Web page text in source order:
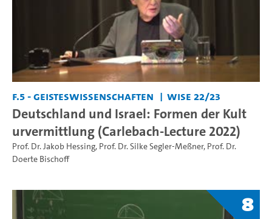
F.5 - Geisteswissenschaften WiSe 22/23
Deutschland und Israel: Formen der Kult
urvermittlung (Carlebach-Lecture 2022)
Prof. Dr. Jakob Hessing, Prof. Dr. Silke Segler-Meßner, Prof. Dr.
Doerte Bischoff
8